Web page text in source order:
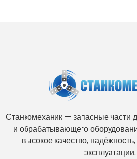
Станкомеханик — запасные части
и обрабатывающего
высокое качество,
эксплуатации.